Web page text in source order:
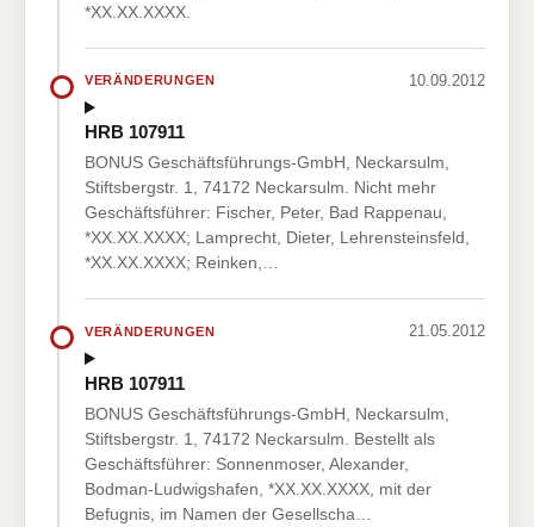
*XX.XX.XXXX.
VERÄNDERUNGEN 10.09.2012
HRB 107911
BONUS Geschäftsführungs-GmbH, Neckarsulm,
Stiftsbergstr. 1, 74172 Neckarsulm. Nicht mehr
Geschäftsführer: Fischer, Peter, Bad Rappenau,
*XX.XX.XXXX; Lamprecht, Dieter, Lehrensteinsfeld,
*XX.XX.XXXX; Reinken,…
VERÄNDERUNGEN 21.05.2012
HRB 107911
BONUS Geschäftsführungs-GmbH, Neckarsulm,
Stiftsbergstr. 1, 74172 Neckarsulm. Bestellt als
Geschäftsführer: Sonnenmoser, Alexander,
Bodman-Ludwigshafen, *XX.XX.XXXX, mit der
Befugnis, im Namen der Gesellscha…